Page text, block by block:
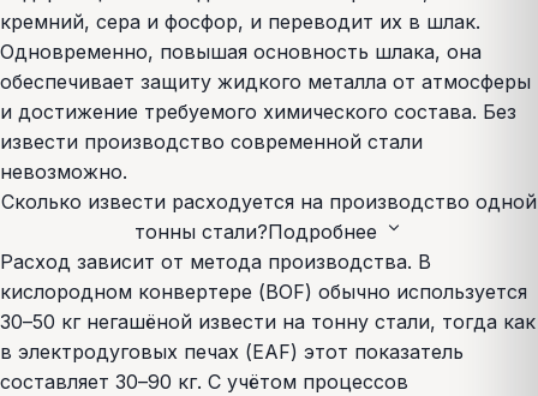
кремний, сера и фосфор, и переводит их в шлак.
Одновременно, повышая основность шлака, она
обеспечивает защиту жидкого металла от атмосферы
и достижение требуемого химического состава. Без
извести производство современной стали
невозможно.
Сколько извести расходуется на производство одной
тонны стали?Подробнее expand_more
Расход зависит от метода производства. В
кислородном конвертере (BOF) обычно используется
30–50 кг негашёной извести на тонну стали, тогда как
в электродуговых печах (EAF) этот показатель
составляет 30–90 кг. С учётом процессов